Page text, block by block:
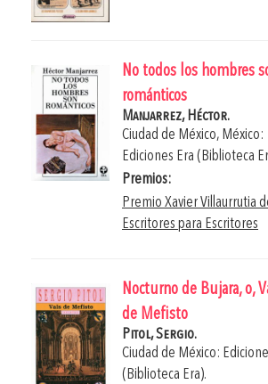
No todos los hombres
románticos
Manjarrez, Héctor.
Ciudad de México, México:
Ediciones Era (Biblioteca
Premios:
Premio Xavier Villaurrutia
Escritores para Escritores
Nocturno de Bujara, o,
de Mefisto
Pitol, Sergio.
Ciudad de México:
(Biblioteca Era).